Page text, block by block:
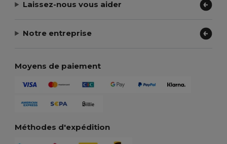
Laissez-nous vous aider
Notre entreprise
Moyens de paiement
Méthodes d'expédition